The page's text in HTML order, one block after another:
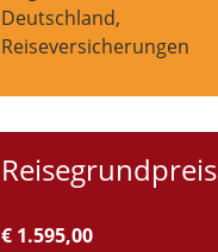
Deutschland,
Reiseversicherungen
Reisegrundpreis
€ 1.595,00